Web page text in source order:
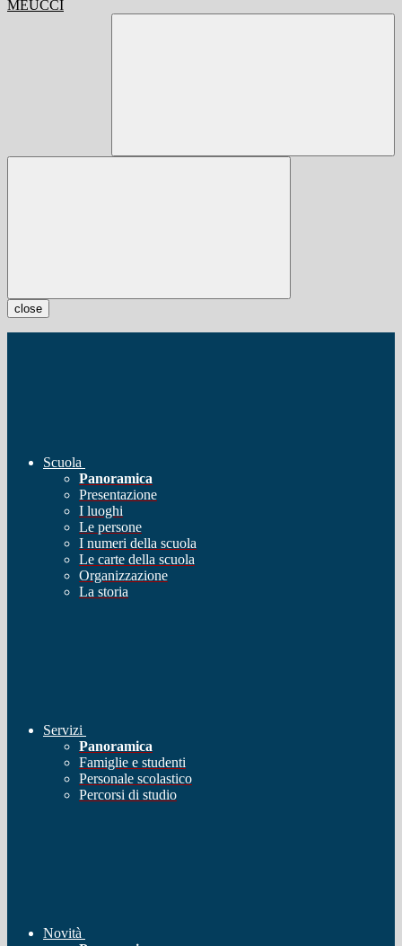
close
Scuola
Panoramica
Presentazione
I luoghi
Le persone
I numeri della scuola
Le carte della scuola
Organizzazione
La storia
Servizi
Panoramica
Famiglie e studenti
Personale scolastico
Percorsi di studio
Novità